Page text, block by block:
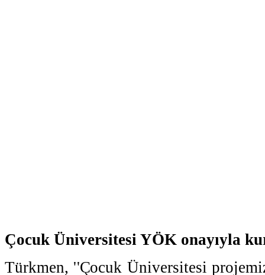
Çocuk Üniversitesi YÖK onayıyla
Türkmen, ''Çocuk Üniversitesi